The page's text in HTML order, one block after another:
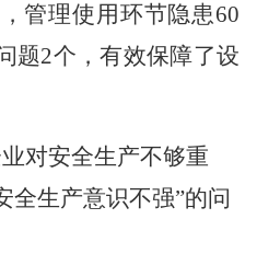
管理使用环节隐患60
题2个，有效保障了设
对安全生产不够重
全生产意识不强”的问